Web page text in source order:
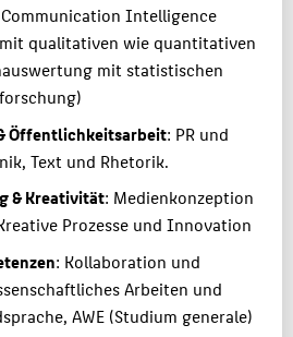
Intelligence
qualitativen wie quantitativen
mit statistischen
Öffentlichkeitsarbeit: PR und
Text und Rhetorik.
& Kreativität: Medienkonzeption
Prozesse und Innovation
: Kollaboration und
Arbeiten und
AWE (Studium generale)